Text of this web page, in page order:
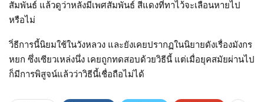
สัมพันธ์ แล้วดูว่าหลังมีเพศสัมพันธ์ สีแดงที่ทาไว้จะเลือนหายไป
หรือไม่
วิํธีการนี้นิยมใช้ในวังหลวง และยังเคยปรากฏในนิยายดังเรื่องมังกร
หยก ซึ่งเซียวเหล่งนึ่ง เคยถูกทดสอบด้วยวิธีนี้ แต่เมื่อยุคสมัยผ่านไป
ก็มีการพิสูจน์แล้วว่าวิธีนี้เชื่อถือไม่ได้